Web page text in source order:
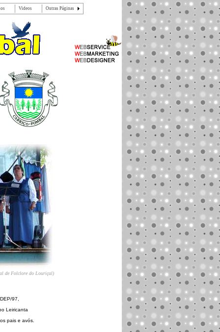
Videos Outras Páginas
de Folclore do Louriçal)
97,
Leiricanta
pais e avós.